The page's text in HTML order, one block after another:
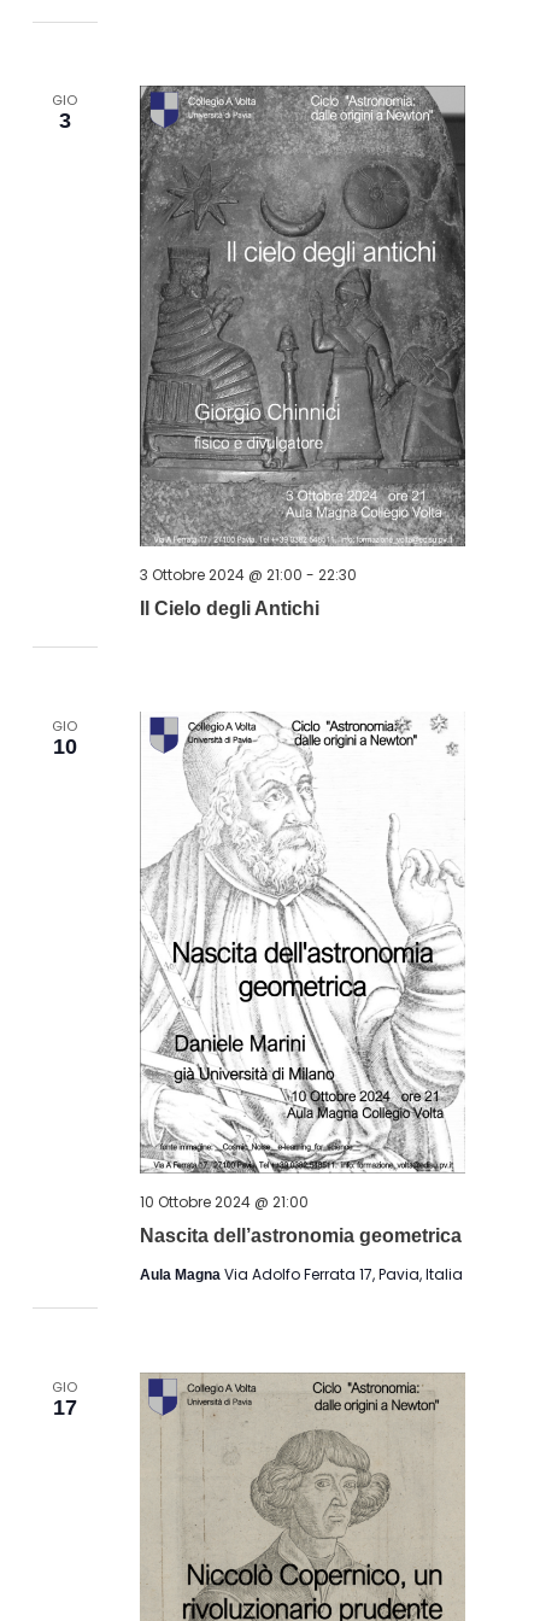
GIO
3
Il Cielo degli Antichi
3 Ottobre 2024 @ 21:00 - 22:30
GIO
10
Nascita dell’astronomia geometrica
10 Ottobre 2024 @ 21:00
Aula Magna Via Adolfo Ferrata 17, Pavia, Italia
GIO
17